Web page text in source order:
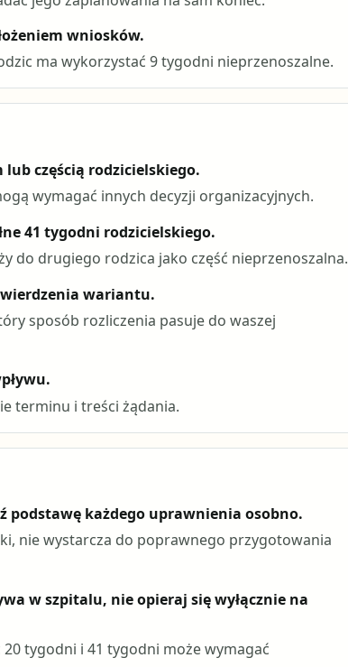
wniosków.
ma wykorzystać 9 tygodni nieprzenoszalne.
częścią rodzicielskiego.
wymagać innych decyzji organizacyjnych.
41 tygodni rodzicielskiego.
do drugiego rodzica jako część nieprzenoszalna.
wariantu.
sposób rozliczenia pasuje do waszej
terminu i treści żądania.
podstawę każdego uprawnienia osobno.
nie wystarcza do poprawnego przygotowania
w szpitalu, nie opieraj się wyłącznie na
tygodni i 41 tygodni może wymagać